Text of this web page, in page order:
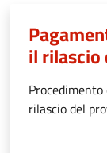
il
rilascio del